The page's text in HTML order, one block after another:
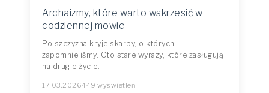
Archaizmy, które warto wskrzesić w
codziennej mowie
Polszczyzna kryje skarby, o których
zapomnieliśmy. Oto stare wyrazy, które zasługują
na drugie życie.
17.03.2026449 wyświetleń